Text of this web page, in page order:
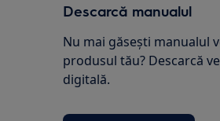
Descarcă manualul
Nu mai găsești manualul
produsul tău? Descarcă
digitală.